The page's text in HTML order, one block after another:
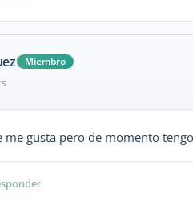
Miembro
me gusta pero de momento